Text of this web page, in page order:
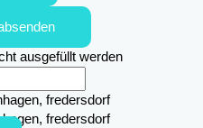
ausgefüllt werden